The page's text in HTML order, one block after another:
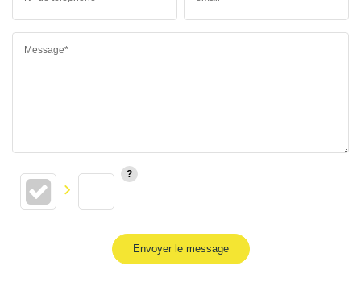
Message*
Envoyer le message